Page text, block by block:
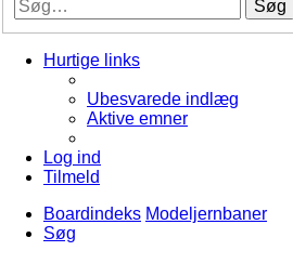
Søg
Hurtige links
Ubesvarede indlæg
Aktive emner
Log ind
Tilmeld
Boardindeks Modeljernbaner
Søg